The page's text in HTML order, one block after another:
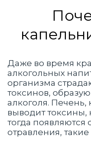
Даже во время
алкогольных
организма
токсинов,
алкоголя. Печень,
выводит токсины,
тогда
отравления, такие